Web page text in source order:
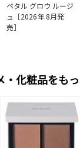
ペタル グロウ ルージ
ュ［2026年 8月発
売］
・化粧品をも